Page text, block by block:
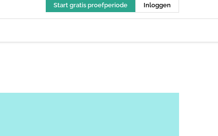
Start gratis proefperiode Inloggen